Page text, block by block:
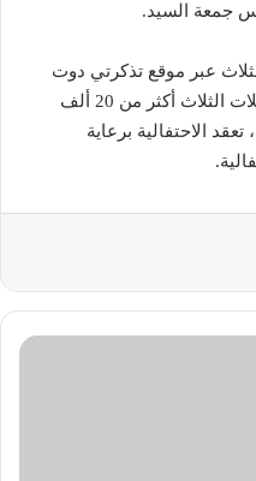
جمعة السيد.
عبر موقع تذكرتي دوت
كوم ومن المقرر أن يشارك في الحفلات الثلاث أكثر من 20 ألف
الاحتفالية برعاية